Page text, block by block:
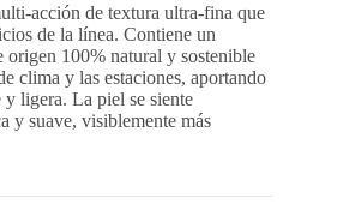
acción de textura ultra-fina que
de la línea. Contiene un
origen 100% natural y sostenible
clima y las estaciones, aportando
y ligera. La piel se siente
y suave, visiblemente más